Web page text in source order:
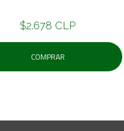
$2.678 CLP
COMPRAR